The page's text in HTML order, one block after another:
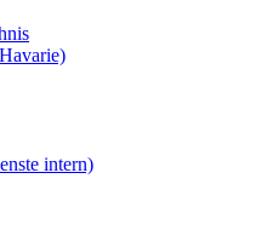
intern)